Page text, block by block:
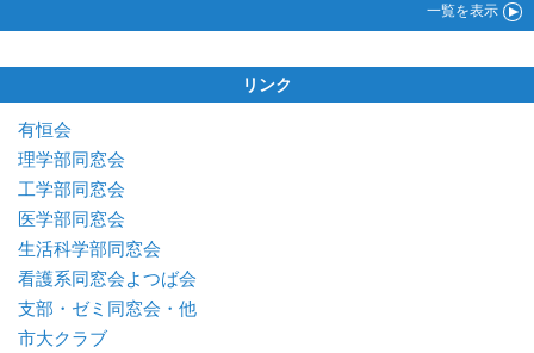
一覧を表示
リンク
有恒会
理学部同窓会
工学部同窓会
医学部同窓会
生活科学部同窓会
看護系同窓会よつば会
支部・ゼミ同窓会・他
市大クラブ